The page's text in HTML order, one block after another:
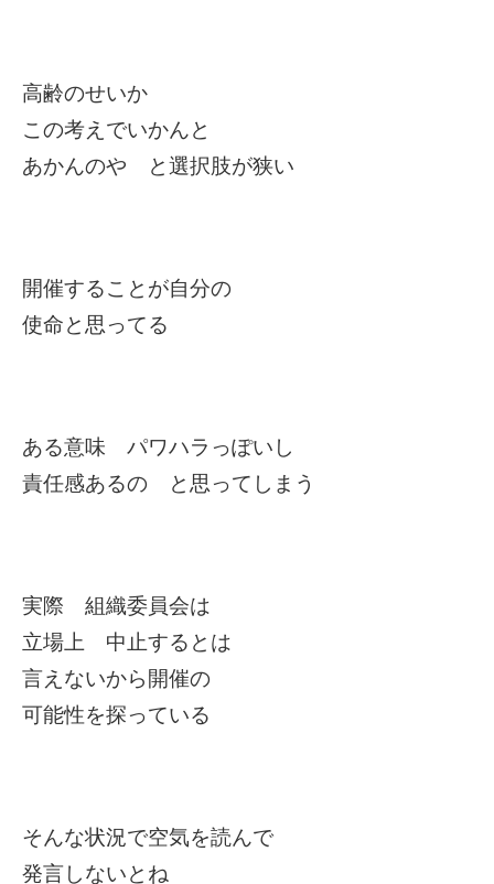
高齢のせいか
この考えでいかんと
あかんのや と選択肢が狭い
開催することが自分の
使命と思ってる
ある意味 パワハラっぽいし
責任感あるの と思ってしまう
実際 組織委員会は
立場上 中止するとは
言えないから開催の
可能性を探っている
そんな状況で空気を読んで
発言しないとね